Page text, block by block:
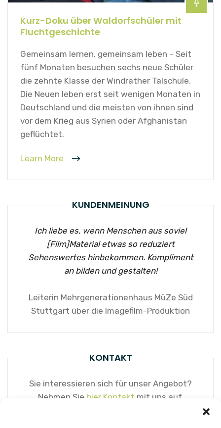
Kurz-Doku über Waldorfschüler mit
Fluchtgeschichte
Gemeinsam lernen, gemeinsam leben – Seit
fünf Monaten besuchen sechs neue Schüler
die zehnte Klasse der Windrather Talschule.
Die Neuen leben erst seit wenigen Monaten in
Deutschland und die meisten von ihnen sind
vor dem Krieg aus Syrien oder Afghanistan
geflüchtet.
Learn More
KUNDENMEINUNG
Ich liebe es, wenn Menschen aus soviel
[Film]Material etwas so reduziert
Sehenswertes hinbekommen. Kompliment
an bilden und gestalten!
Leiterin Mehrgenerationenhaus MüZe Süd
Stuttgart über die Imagefilm-Produktion
KONTAKT
Sie interessieren sich für unser Angebot?
Nehmen Sie hier Kontakt mit uns auf.